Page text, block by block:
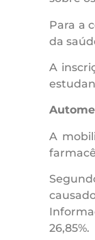
Para a
da
A
A
26,85%.